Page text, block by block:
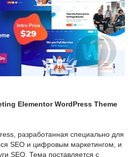
Elementor WordPress Theme
разработанная специально для
SEO и цифровым маркетингом, и
SEO. Тема поставляется с